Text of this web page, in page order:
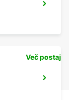
Več postaj